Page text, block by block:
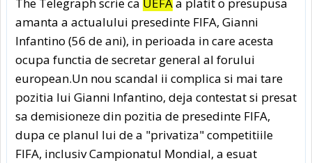
amanta a actualului presedinte FIFA, Gianni
Infantino (56 de ani), in perioada in care acesta
ocupa functia de secretar general al forului
european.Un nou scandal ii complica si mai tare
pozitia lui Gianni Infantino, deja contestat si presat
sa demisioneze din pozitia de presedinte FIFA,
dupa ce planul lui de a "privatiza" competitiile
FIFA, inclusiv Campionatul Mondial, a esuat